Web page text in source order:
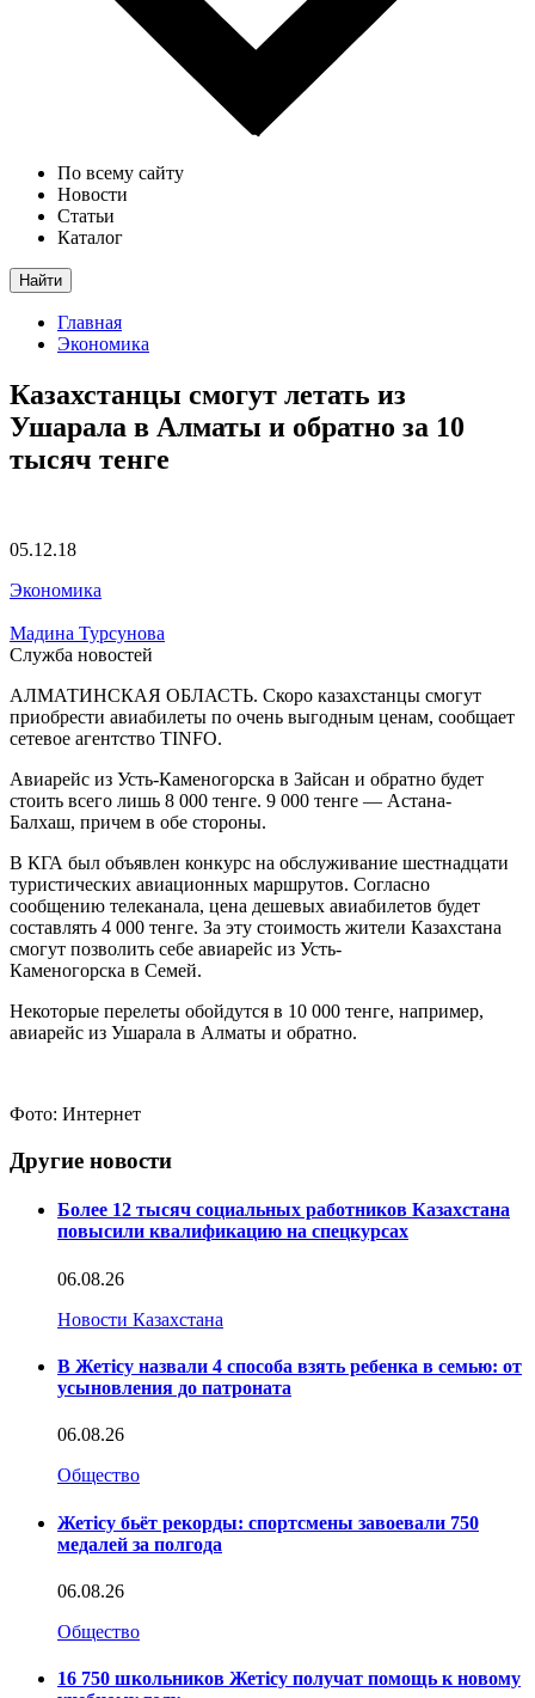
По всему сайту
Новости
Статьи
Каталог
Найти
Главная
Экономика
Казахстанцы смогут летать из
Ушарала в Алматы и обратно за 10
тысяч тенге
05.12.18
Экономика
Мадина Турсунова
Служба новостей
АЛМАТИНСКАЯ ОБЛАСТЬ. Скоро казахстанцы смогут
приобрести авиабилеты по очень выгодным ценам, сообщает
сетевое агентство TINFO.
Авиарейс из Усть-Каменогорска в Зайсан и обратно будет
стоить всего лишь 8 000 тенге. 9 000 тенге — Астана-
Балхаш, причем в обе стороны.
В КГА был объявлен конкурс на обслуживание шестнадцати
туристических авиационных маршрутов. Согласно
сообщению телеканала, цена дешевых авиабилетов будет
составлять 4 000 тенге. За эту стоимость жители Казахстана
смогут позволить себе авиарейс из Усть-
Каменогорска в Семей.
Некоторые перелеты обойдутся в 10 000 тенге, например,
авиарейс из Ушарала в Алматы и обратно.
Фото: Интернет
Другие новости
Более 12 тысяч социальных работников Казахстана
повысили квалификацию на спецкурсах
06.08.26
Новости Казахстана
В Жетісу назвали 4 способа взять ребенка в семью: от
усыновления до патроната
06.08.26
Общество
Жетісу бьёт рекорды: спортсмены завоевали 750
медалей за полгода
06.08.26
Общество
16 750 школьников Жетісу получат помощь к новому